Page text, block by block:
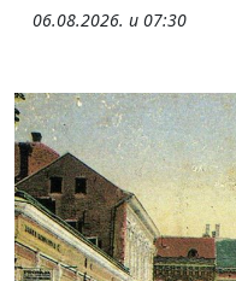
06.08.2026. u 07:30